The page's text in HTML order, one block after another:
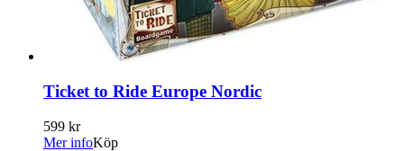
Ticket to Ride Europe Nordic
599 kr
Mer infoKöp